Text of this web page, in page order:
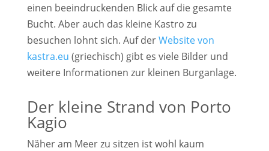
einen beeindruckenden Blick auf die gesamte
Bucht. Aber auch das kleine Kastro zu
besuchen lohnt sich. Auf derWebsite von
kastra.eu (griechisch) gibt es viele Bilder und
weitere Informationen zur kleinen Burganlage.
Der kleine Strand von Porto
Kagio
Näher am Meer zu sitzen ist wohl kaum